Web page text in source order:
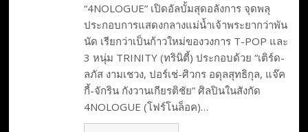
“4NOLOGUE” เปิดอัลบั้มสุดอลังการ จุดพลุ
ประกอบการแสดงกลางแม่น้ำเจ้าพระยากว่าพัน
นัด เรียกว่าเป็นก้าวใหม่ของวงการ T-POP และ
3 หนุ่ม TRINITY (ทรินิตี้) ประกอบด้วย “เติร์ด-
ลภัส งามเชวง, ปอร์เช่-ศิวกร อดุลสุทธิกุล, แจ๊ค
กี้-จักริน กังวานเกียรติชัย” ศิลปินในสังกัด
4NOLOGUE (โฟร์โนล็อค)…